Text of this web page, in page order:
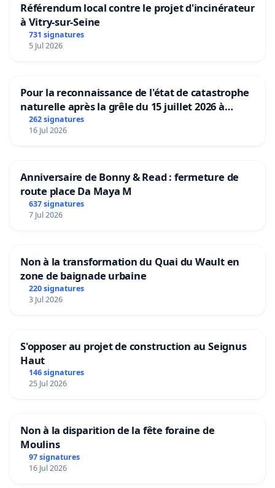
Référendum local contre le projet d'incinérateur
à Vitry-sur-Seine
731 signatures
5 Jul 2026
Pour la reconnaissance de l'état de catastrophe
naturelle après la grêle du 15 juillet 2026 à
Aubenas et ses alentours
262 signatures
16 Jul 2026
Anniversaire de Bonny & Read : fermeture de
route place Da Maya M
637 signatures
7 Jul 2026
Non à la transformation du Quai du Wault en
zone de baignade urbaine
220 signatures
3 Jul 2026
S'opposer au projet de construction au Seignus
Haut
146 signatures
25 Jul 2026
Non à la disparition de la fête foraine de
Moulins
97 signatures
16 Jul 2026